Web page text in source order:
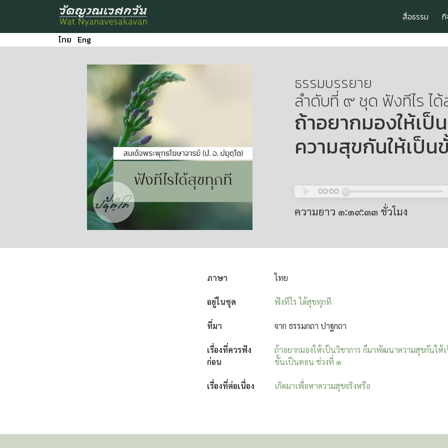
สื่อธรรม
ไทย Eng
ธรรมบรรยาย
ลำดับที่ ๙ ชุด ฟังทีไร ไ
ถ้าอยากมองให้เ
ความสุขกันให้เป็
00:00
ความยาว ๑:๑๙:๓๓ ชั่วโมง
ภาษา ไทย
อยู่ในชุด ฟังทีไร ได้สุขทุกที
ที่มา จาก ธรรมกถา ปาฐกถา
เรื่องที่ควรฟัง
ก่อน
ถ้าอยากมองให้เป็นวิชาการ ก็มาพัฒนาความสุขกันให้
ขั้นเป็นตอน ช่วงที่ ๑
เรื่องที่ต่อเนื่อง เกิดมาเพื่อหาความสุขจริงหรือ